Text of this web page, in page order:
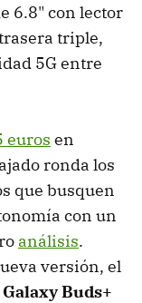
6.8" con lector
triple,
5G entre
euros en
ronda los
que busquen
con un
análisis.
versión, el
Buds+